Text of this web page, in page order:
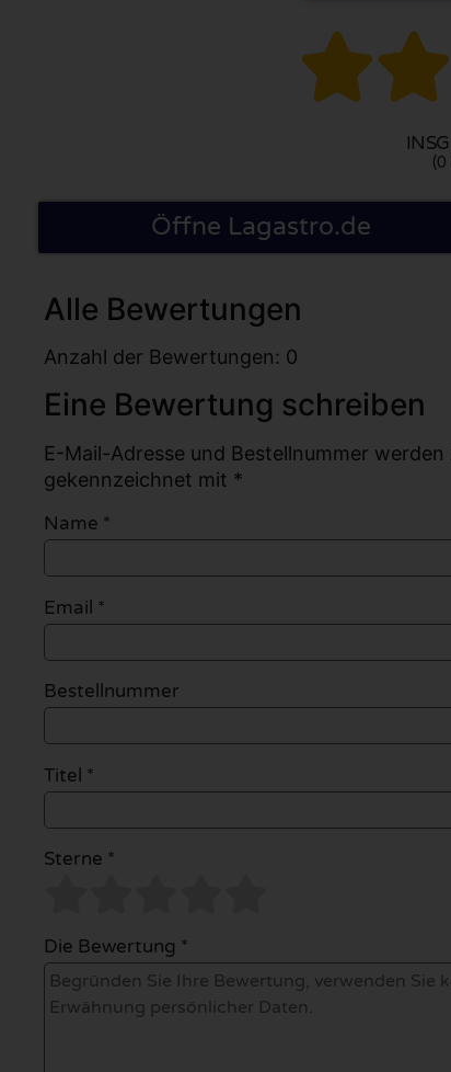

(0
Öffne Lagastro.de
Alle Bewertungen
Anzahl der Bewertungen: 0
Eine Bewertung schreiben
E-Mail-Adresse und Bestellnummer
gekennzeichnet mit *
Name *
Email *
Bestellnummer
Titel *
Sterne *
Die Bewertung *